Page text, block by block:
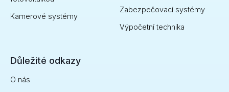
Kamerové systémy
Zabezpečovací systémy
Výpočetní technika
Důležité odkazy
O nás